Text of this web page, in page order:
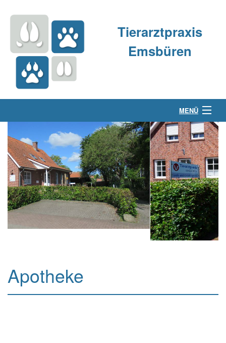
Tierarztpraxis
Emsbüren
MENÜ
Über uns
Kleintierpraxis
Großtierpraxis
Kontakt & Anfahrt
Apotheke